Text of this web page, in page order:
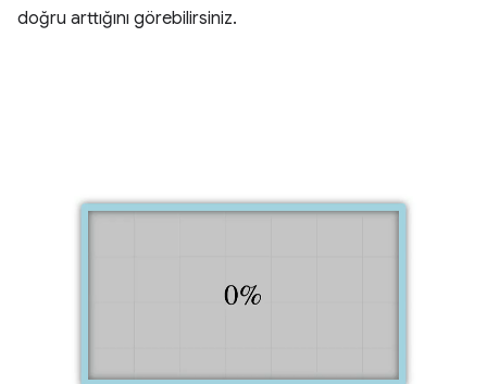
doğru arttığını görebilirsiniz.